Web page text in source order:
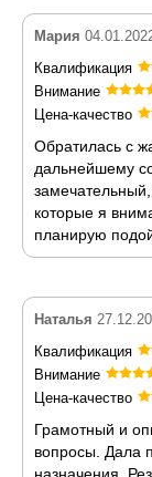
Мария
Квалификация
Внимание
Цена-качество
Обратилась с
дальнейшему
которые я
планирую
Наталья
Квалификация
Внимание
Цена-качество
Грамотный и
вопросы. Дала
назначения.